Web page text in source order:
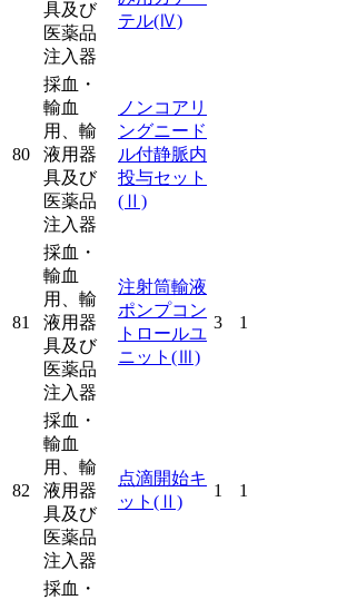
具及び
医薬品
注入器
テル(Ⅳ)
80
採血・
輸血
用、輸
液用器
具及び
医薬品
注入器
ノンコアリ
ングニード
ル付静脈内
投与セット
(Ⅱ)
81
採血・
輸血
用、輸
液用器
具及び
医薬品
注入器
注射筒輸液
ポンプコン
トロールユ
ニット (Ⅲ)
3 1
82
採血・
輸血
用、輸
液用器
具及び
医薬品
注入器
点滴開始キ
ット (Ⅱ)
1 1
採血・